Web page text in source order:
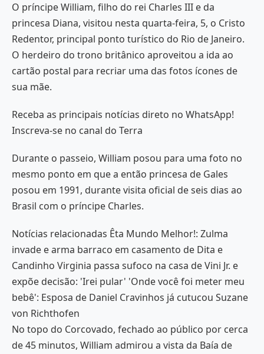
O príncipe William, filho do rei Charles III e da
princesa Diana, visitou nesta quarta-feira, 5, o Cristo
Redentor, principal ponto turístico do Rio de Janeiro.
O herdeiro do trono britânico aproveitou a ida ao
cartão postal para recriar uma das fotos ícones de
sua mãe.
Receba as principais notícias direto no WhatsApp!
Inscreva-se no canal do Terra
Durante o passeio, William posou para uma foto no
mesmo ponto em que a então princesa de Gales
posou em 1991, durante visita oficial de seis dias ao
Brasil com o príncipe Charles.
Notícias relacionadas Êta Mundo Melhor!: Zulma
invade e arma barraco em casamento de Dita e
Candinho Virginia passa sufoco na casa de Vini Jr. e
expõe decisão: 'Irei pular' 'Onde você foi meter meu
bebê': Esposa de Daniel Cravinhos já cutucou Suzane
von Richthofen
No topo do Corcovado, fechado ao público por cerca
de 45 minutos, William admirou a vista da Baía de